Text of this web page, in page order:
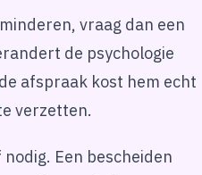
vraag dan een
de psychologie
afspraak kost hem echt
verzetten.
Een bescheiden